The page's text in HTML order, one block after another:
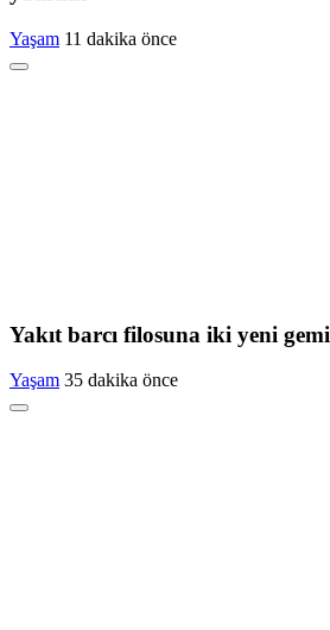
Yaşam 11 dakika önce
Yakıt barcı filosuna iki yeni gemi
Yaşam 35 dakika önce